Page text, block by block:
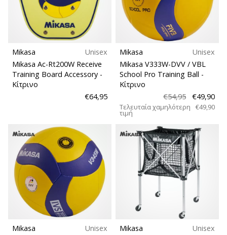
Εμφάνιση
όλων
των
άρθρων
Mikasa
Unisex
Mikasa Ac-Rt200W Receive
Training Board Accessory -
Κίτρινο
€64,95
Mikasa
Unisex
Mikasa V333W-DVV / VBL
School Pro Training Ball -
Κίτρινο
€54,95
€49,90
Τελευταία χαμηλότερη
τιμή
€49,90
Mikasa
Unisex
Mikasa
Unisex